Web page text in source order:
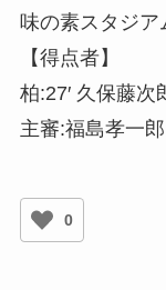
味の素スタジア
【得点者】
柏:27′ 久保藤次
主審:福島孝一郎
0